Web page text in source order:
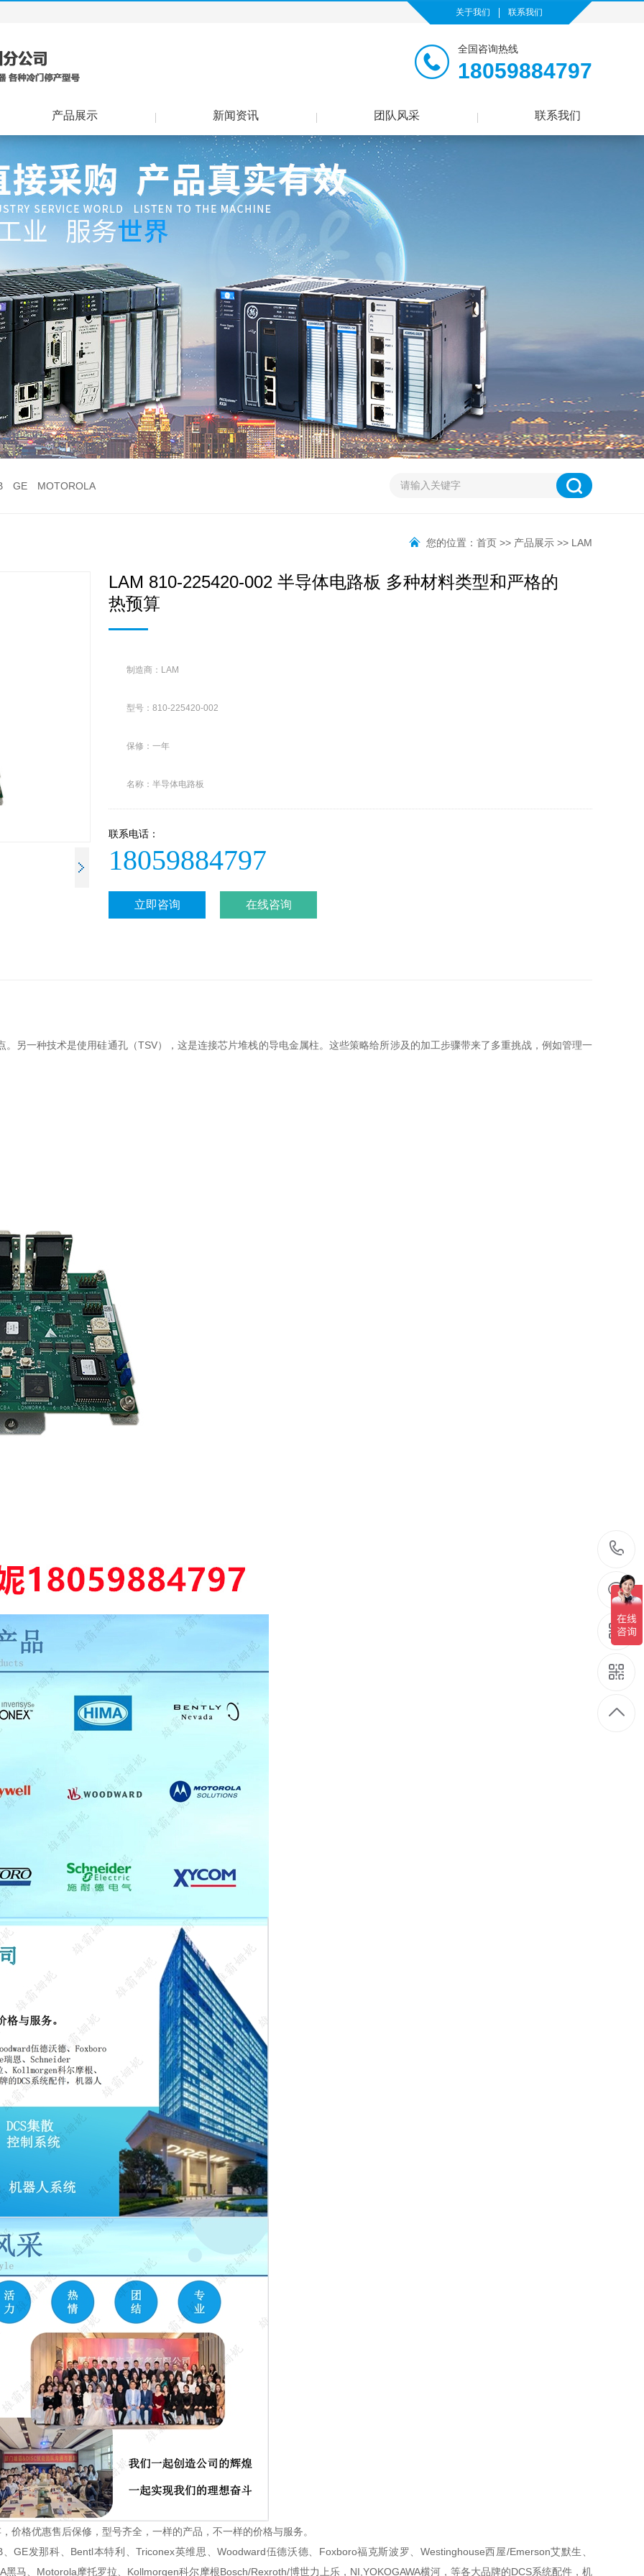
关于我们 联系我们
全国咨询热线
18059884797
产品展示 新闻资讯 团队风采 联系我们
GE MOTOROLA
您的位置： 首页 >> 产品展示 >> LAM
LAM 810-225420-002 半导体电路板 多种材料类型和严格的
热预算
制造商：LAM
型号：810-225420-002
保修：一年
名称：半导体电路板
联系电话：
18059884797
立即咨询 在线咨询
另一种技术是使用硅通孔（TSV），这是连接芯片堆栈的导电金属柱。这些策略给所涉及的加工步骤带来了多重挑战，例如管理一
价格优惠售后保修，型号齐全，一样的产品，不一样的价格与服务。
GE发那科、Bentl本特利、Triconex英维思、Woodward伍德沃德、Foxboro福克斯波罗、Westinghouse西屋/Emerson艾默生、
马、Motorola摩托罗拉、Kollmorgen科尔摩根Bosch/Rexroth/博世力上乐，NI,YOKOGAWA横河，等各大品牌的DCS系统配件，机